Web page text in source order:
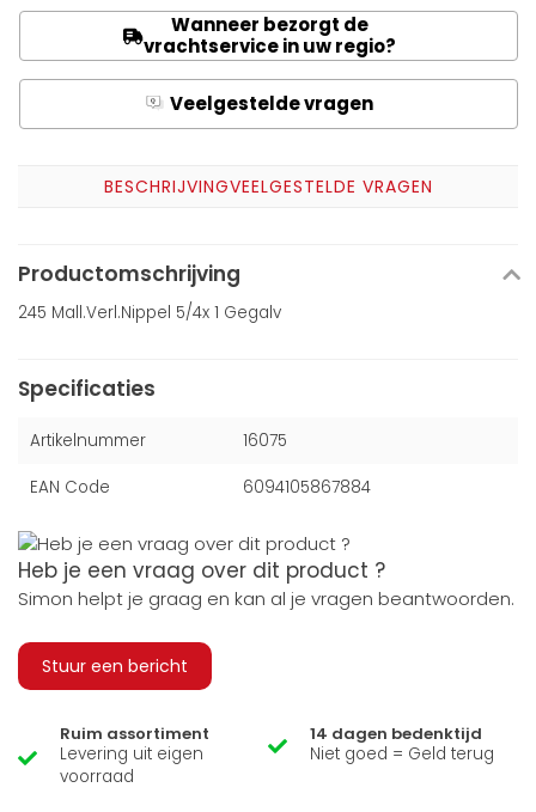
Wanneer bezorgt de
vrachtservice in uw regio?
Q Veelgestelde vragen
BESCHRIJVINGVEELGESTELDE VRAGEN
Productomschrijving
245 Mall.Verl.Nippel 5/4x 1 Gegalv
Specificaties
Artikelnummer 16075
EAN Code 6094105867884
Heb je een vraag over dit product ?
Simon helpt je graag en kan al je vragen beantwoorden.
Stuur een bericht
Ruim assortiment
Levering uit eigen
voorraad
14 dagen bedenktijd
Niet goed = Geld terug